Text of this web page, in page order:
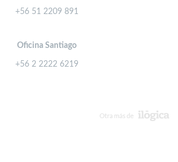
+56 51 2209 891
Oficina Santiago
+56 2 2222 6219